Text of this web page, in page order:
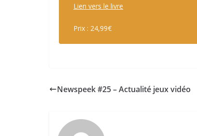
Lien vers le livre
Prix : 24,99€
Newspeek #25 – Actualité jeux vidéo